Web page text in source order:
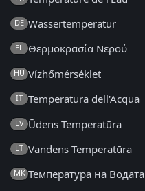
DE Wassertemperatur
EL Θερμοκρασία Νερού
HU Vízhőmérséklet
IT Temperatura dell'Acqua
LV Ūdens Temperatūra
LT Vandens Temperatūra
MK Температура на Водата